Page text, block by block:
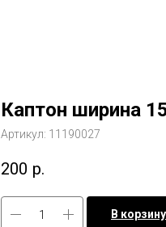
Каптон ширина
Артикул: 11190027
200 р.
В корзину